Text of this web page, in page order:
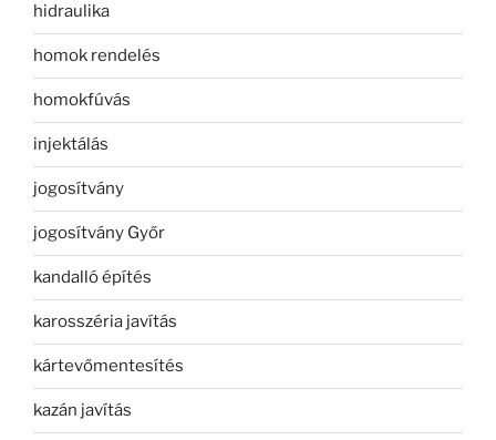
hidraulika
homok rendelés
homokfúvás
injektálás
jogosítvány
jogosítvány Győr
kandalló építés
karosszéria javítás
kártevőmentesítés
kazán javítás